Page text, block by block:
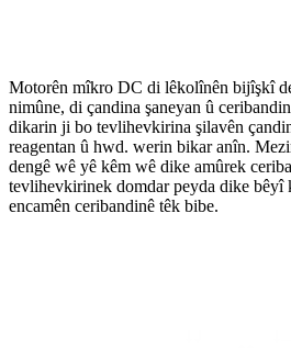
Motorên mîkro DC di lêkolînên bijîşkî
nimûne, di çandina şaneyan û
dikarin ji bo tevlihevkirina şilavên
reagentan û hwd. werin bikar anîn.
dengê wê yê kêm wê dike amûrek
tevlihevkirinek domdar peyda dike bêyî
encamên ceribandinê têk bibe.